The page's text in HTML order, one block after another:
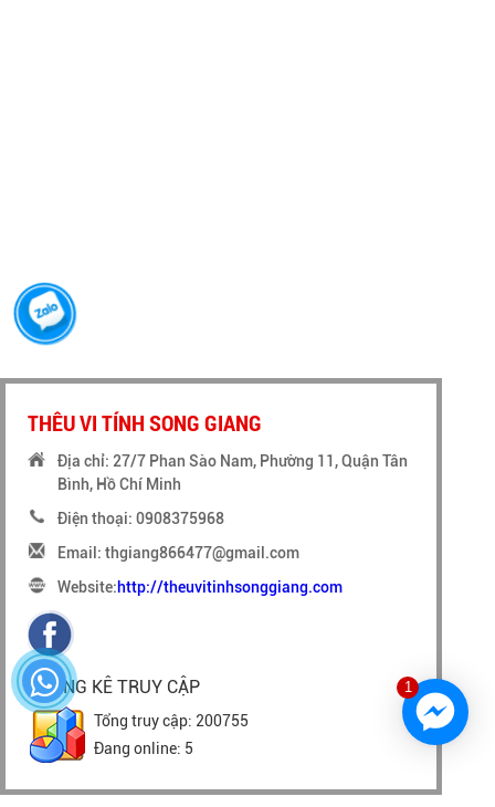
THÊU VI TÍNH SONG GIANG
Địa chỉ: 27/7 Phan Sào Nam, Phường 11, Quận Tân
Bình, Hồ Chí Minh
Điện thoại: 0908375968
Email: thgiang866477@gmail.com
Website:http://theuvitinhsonggiang.com
THỐNG KÊ TRUY CẬP
Tổng truy cập: 200755
Đang online: 5
1